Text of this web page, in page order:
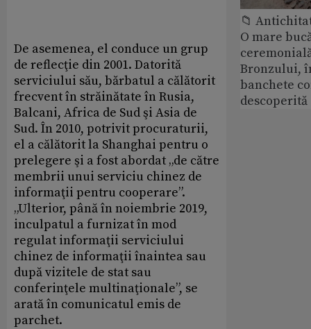
De asemenea, el conduce un grup
de reflecţie din 2001. Datorită
serviciului său, bărbatul a călătorit
frecvent în străinătate în Rusia,
Balcani, Africa de Sud şi Asia de
Sud. În 2010, potrivit procuraturii,
el a călătorit la Shanghai pentru o
prelegere şi a fost abordat „de către
membrii unui serviciu chinez de
informaţii pentru cooperare”.
„Ulterior, până în noiembrie 2019,
inculpatul a furnizat în mod
regulat informaţii serviciului
chinez de informaţii înaintea sau
după vizitele de stat sau
conferinţele multinaţionale”, se
arată în comunicatul emis de
parchet.
📁
O mare
Bronzului,
banchete